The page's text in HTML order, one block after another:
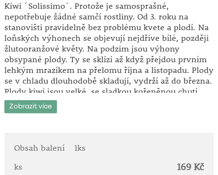
Kiwi ´Solissimo´. Protože je samosprašné,
nepotřebuje žádné samčí rostliny. Od 3. roku na
stanovišti pravidelně bez problému kvete a plodí. Na
loňských výhonech se objevují nejdříve bílé, později
žlutooranžové květy. Na podzim jsou výhony
obsypané plody. Ty se sklízí až když přejdou prvním
lehkým mrazíkem na přelomu října a listopadu. Plody
se v chladu dlouhodobě skladují, vydrží až do března.
Plody kiwi jsou velké, se sladkou kořeněnou chutí.
Pěstují se na plném slunci. Jsou to popínavé rostliny,
potřebují oporu. Zvláště dekorativní jsou na pergole.
I přestože je kiwi mrazuvzdorné,
mohou nadzemní části poškodit.
Zobrazit více
Obsah balení
1ks
ks
169 Kč